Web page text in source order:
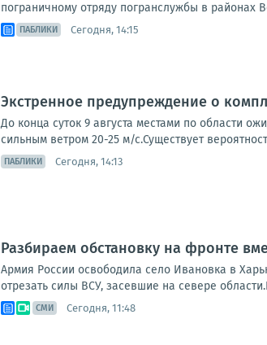
пограничному отряду погранслужбы в районах
ПАБЛИКИ Сегодня, 14:15
Экстренное предупреждение о
До конца суток 9 августа местами по области
сильным ветром 20-25 м/с.Существует
ПАБЛИКИ Сегодня, 14:13
Разбираем обстановку на фронте
Армия России освободила село Ивановка в
отрезать силы ВСУ, засевшие на севере
СМИ Сегодня, 11:48